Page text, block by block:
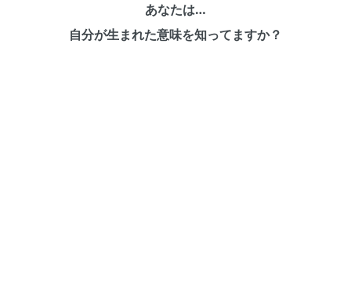
あなたは…
自分が生まれた意味を知ってますか？